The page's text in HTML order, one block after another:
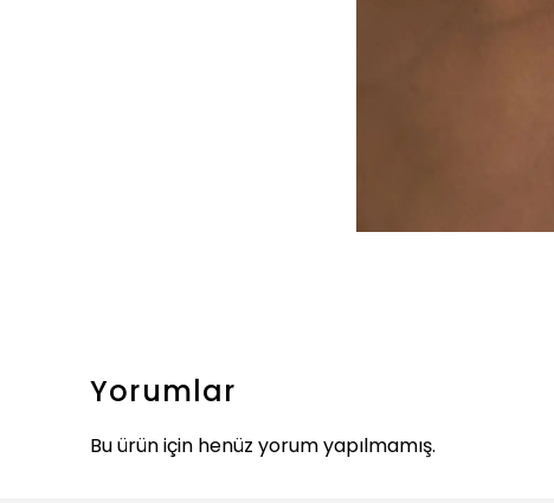
Yorumlar
Bu ürün için henüz yorum yapılmamış.